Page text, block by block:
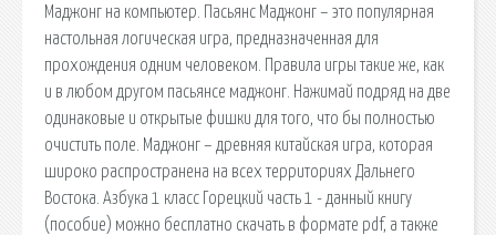
Маджонг на компьютер. Пасьянс Маджонг – это популярная
настольная логическая игра, предназначенная для
прохождения одним человеком. Правила игры такие же, как
и в любом другом пасьянсе маджонг. Нажимай подряд на две
одинаковые и открытые фишки для того, что бы полностью
очистить поле. Маджонг – древняя китайская игра, которая
широко распространена на всех территориях Дальнего
Востока. Азбука 1 класс Горецкий часть 1 - данный книгу
(пособие) можно бесплатно скачать в формате pdf, а также